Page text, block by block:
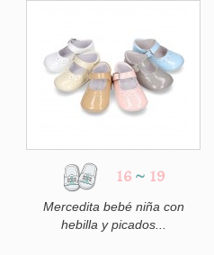
16 ~ 19
Mercedita bebé niña con
hebilla y picados...